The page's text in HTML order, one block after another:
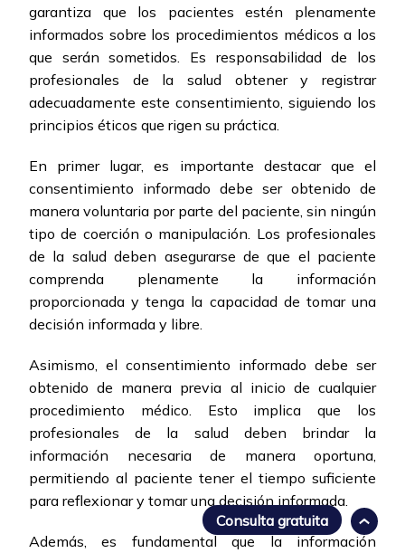
garantiza que los pacientes estén plenamente
informados sobre los procedimientos médicos a los
que serán sometidos. Es responsabilidad de los
profesionales de la salud obtener y registrar
adecuadamente este consentimiento, siguiendo los
principios éticos que rigen su práctica.
En primer lugar, es importante destacar que el
consentimiento informado debe ser obtenido de
manera voluntaria por parte del paciente, sin ningún
tipo de coerción o manipulación. Los profesionales
de la salud deben asegurarse de que el paciente
comprenda plenamente la información
proporcionada y tenga la capacidad de tomar una
decisión informada y libre.
Asimismo, el consentimiento informado debe ser
obtenido de manera previa al inicio de cualquier
procedimiento médico. Esto implica que los
profesionales de la salud deben brindar la
información necesaria de manera oportuna,
permitiendo al paciente tener el tiempo suficiente
para reflexionar y tomar una decisión informada.
Además, es fundamental que la información
Consulta gratuita